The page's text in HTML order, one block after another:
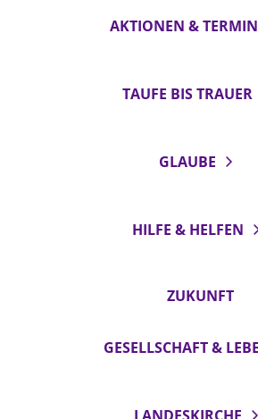
AKTIONEN &
TAUFE BIS TRAUER
GLAUBE
HILFE & HELFEN
ZUKUNFT
GESELLSCHAFT &